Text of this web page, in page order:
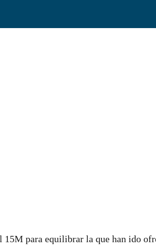
para equilibrar la que han ido